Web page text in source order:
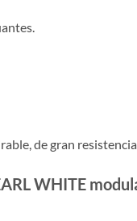
de gran
WHITE